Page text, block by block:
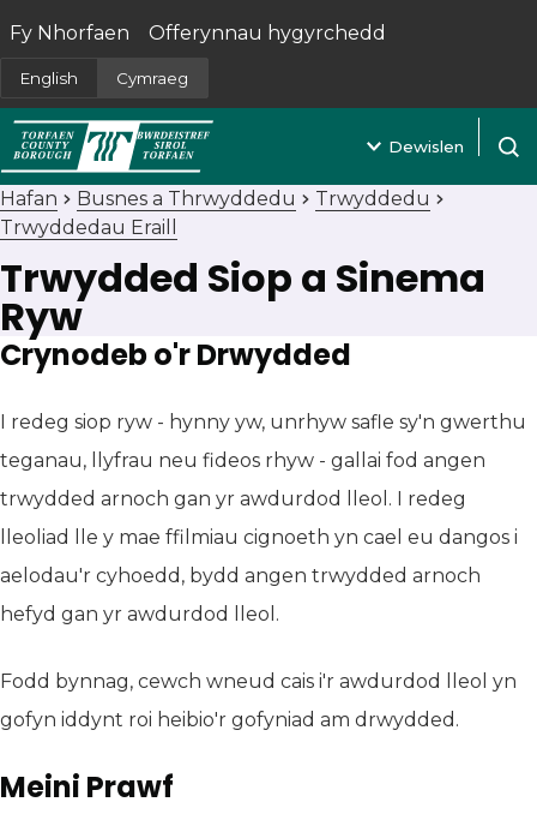
English Cymraeg
Fy Nhorfaen
(yn agor mewn tab newydd)
Offerynnau hygyrchedd
Dewislen
Hafan Busnes a Thrwyddedu
Trwyddedu
Trwyddedau Eraill
Trwydded Siop a Sinema
Ryw
Crynodeb o'r Drwydded
I redeg siop ryw - hynny yw, unrhyw safle sy'n gwerthu
teganau, llyfrau neu fideos rhyw - gallai fod angen
trwydded arnoch gan yr awdurdod lleol. I redeg
lleoliad lle y mae ffilmiau cignoeth yn cael eu dangos i
aelodau'r cyhoedd, bydd angen trwydded arnoch
hefyd gan yr awdurdod lleol.
Fodd bynnag, cewch wneud cais i'r awdurdod lleol yn
gofyn iddynt roi heibio'r gofyniad am drwydded.
Meini Prawf